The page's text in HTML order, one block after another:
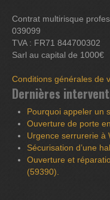
Contrat multirisque
039099
TVA : FR71 844700302
Sarl au capital de 1000€
Conditions générales de
Dernières
Pourquoi appeler un
Ouverture de porte
Urgence serrurerie à
Sécurisation d’une
Ouverture et
(59390).